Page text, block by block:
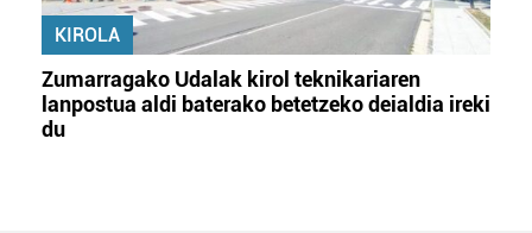
KIROLA
Zumarragako Udalak kirol teknikariaren
lanpostua aldi baterako betetzeko deialdia ireki
du